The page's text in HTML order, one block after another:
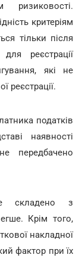
ризиковості.
критеріям
тільки після
реєстрації
які не
реєстрації.
податків
наявності
передбачено
складено з
Крім того,
накладної
фактор при їх